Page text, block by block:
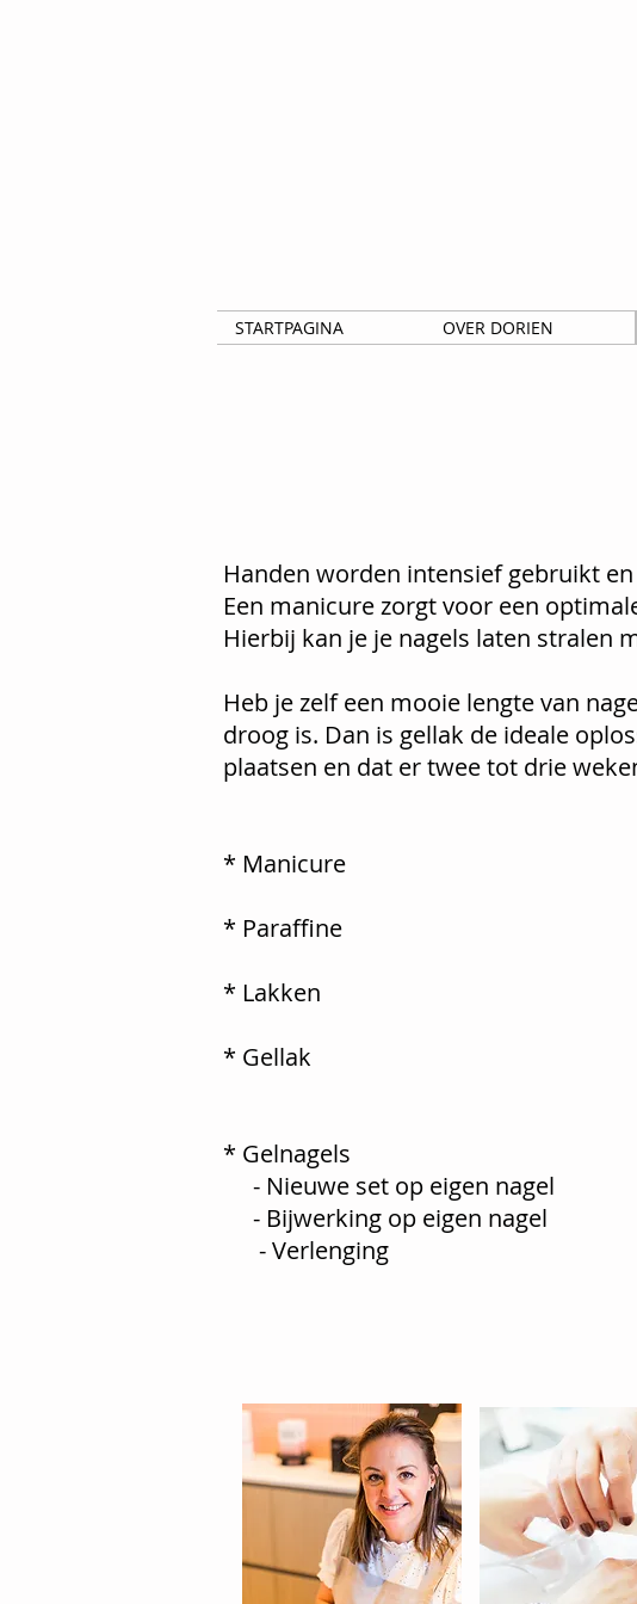
STARTPAGINA OVER DORIEN
Handen worden intensief gebruikt
Een manicure zorgt voor een
Hierbij kan je je nagels laten stralen
Heb je zelf een mooie lengte van
droog is. Dan is gellak de ideale
plaatsen en dat ertwee tot drie
*
*
*
*
* Gelnagels
- Nieuwe set
- Bijwerking
-